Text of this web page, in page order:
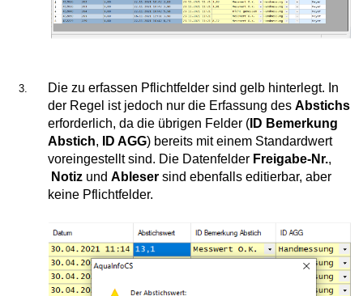
Die zu erfassen Pflichtfelder sind gelb hinterlegt. In
der Regel ist jedoch nur die Erfassung des Abstichs
erforderlich, da die übrigen Felder ( ID Bemerkung
Abstich, ID AGG) bereits mit einem Standardwert
voreingestellt sind. Die Datenfelder Freigabe-Nr.,
Notiz und Ableser sind ebenfalls editierbar, aber
keine Pflichtfelder.